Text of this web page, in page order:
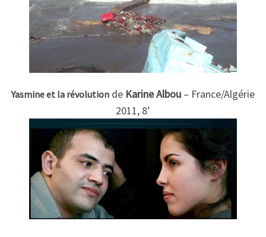
Yasmine et la révolution de Karine Albou – France/Algérie
2011, 8’